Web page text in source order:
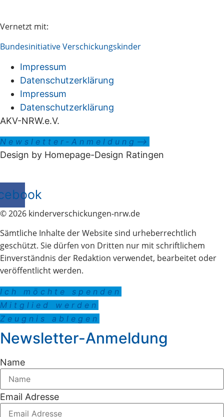
Vernetzt mit:
Bundesinitiative Verschickungskinder
Impressum
Datenschutzerklärung
Impressum
Datenschutzerklärung
AKV-NRW.e.V.
Newsletter-Anmeldung⟶
Design by Homepage-Design Ratingen
© 2026 kinderverschickungen-nrw.de
Sämtliche Inhalte der Website sind urheberrechtlich
geschützt. Sie dürfen von Dritten nur mit schriftlichem
Einverständnis der Redaktion verwendet, bearbeitet oder
veröffentlicht werden.
Ich möchte spenden
Mitglied werden
Zeugnis ablegen
Newsletter-Anmeldung
Name
Email Adresse